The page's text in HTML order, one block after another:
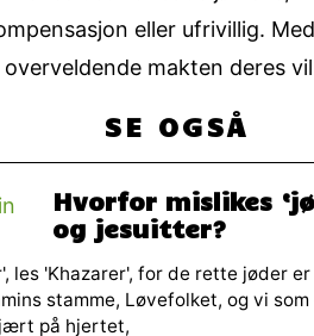
eller ufrivillig.
makten deres
SE OGSÅ
Hvorfor mislikes
og jesuitter?
les 'Khazarer', for de rette jøder
stamme, Løvefolket, og vi som
på hjertet,